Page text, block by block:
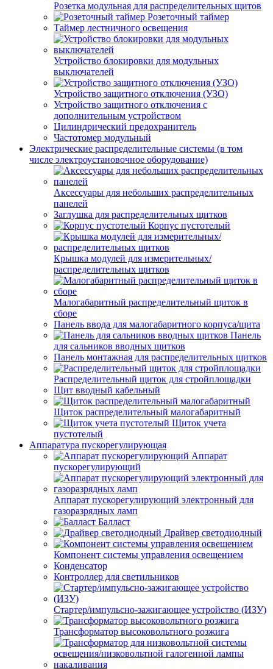
Розетка модульная для распределительных щитов
Розеточный таймер
Таймер лестничного освещения
Устройство блокировки для модульных
выключателей
Устройство защитного отключения (УЗО)
Устройство защитного отключения с
дополнительным устройством
Цилиндрический предохранитель
Частотомер модульный
Электрические распределительные системы (в том
числе электроустановочное оборудование)
Аксессуары для небольших распределительных
панелей
Заглушка для распределительных щитков
Корпус пустотелый
Крышка модулей для измерительных/
распределительных щитков
Малогабаритный распределительный щиток в
сборе
Панель ввода для малогабаритного корпуса/щита
Панель
для сальников вводных щитков
Панель монтажная для распределительных щитков
Распределительный щиток для стройплощадки
Щит вводный кабельный
Щиток распределительный малогабаритный
Щиток учета
пустотелый
Аппаратура пускорегулирующая
Аппарат
пускорегулирующий
Аппарат пускорегулирующий электронный для
газоразрядных ламп
Балласт
Драйвер светодиодный
Компонент системы управления освещением
Конденсатор
Контроллер для светильников
Стартер/импульсно-зажигающее устройство (ИЗУ)
Трансформатор высоковольтного розжига